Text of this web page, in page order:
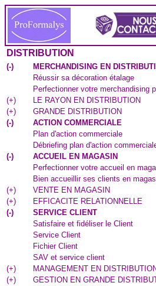
DISTRIBUTION
(-)
MERCHANDISING EN
Réussir sa décoration étalage
Perfectionner votre merchandising
(+)
LE RAYON EN DISTRIBUTION
(+)
GRANDE DISTRIBUTION
(-)
ACTION COMMERCIALE
Plan d'action commerciale
Débriefing plan d'action
(-)
ACCUEIL EN MAGASIN
Perfectionner votre accueil en
Bien accueillir ses clients en
(+)
VENTE EN MAGASIN
(+)
EFFICACITE RELATIONNELLE
(-)
SERVICE CLIENT
Satisfaire et fidéliser le Client
Service Client
Fichier Client
SAV et service client
(+)
MANAGEMENT EN
(+)
GESTION EN GRANDE